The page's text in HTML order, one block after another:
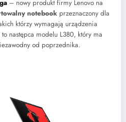
– nowy produkt firmy Lenovo na
notebook przeznaczony dla
którzy wymagają urządzenia
następca modelu L380, który ma
od poprzednika.